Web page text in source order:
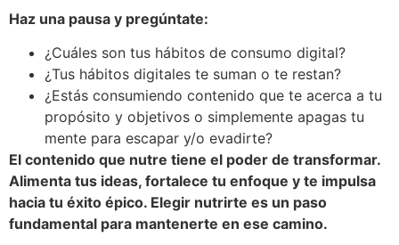
Haz una pausa y pregúntate:
¿Cuáles son tus hábitos de consumo digital?
¿Tus hábitos digitales te suman o te restan?
¿Estás consumiendo contenido que te acerca a tu
propósito y objetivos o simplemente apagas tu
mente para escapar y/o evadirte?
El contenido que nutre tiene el poder de transformar.
Alimenta tus ideas, fortalece tu enfoque y te impulsa
hacia tu éxito épico. Elegir nutrirte es un paso
fundamental para mantenerte en ese camino.